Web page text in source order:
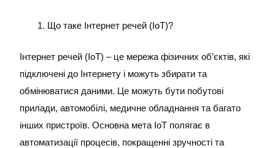
Що таке Інтернет речей (IoT)?
Інтернет речей (IoT) – це мережа фізичних об’єктів, які
підключені до Інтернету і можуть збирати та
обмінюватися даними. Це можуть бути побутові
прилади, автомобілі, медичне обладнання та багато
інших пристроїв. Основна мета IoT полягає в
автоматизації процесів, покращенні зручності та